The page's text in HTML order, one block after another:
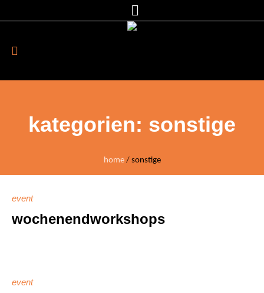
kategorien: sonstige
home / sonstige
event
wochenendworkshops
event